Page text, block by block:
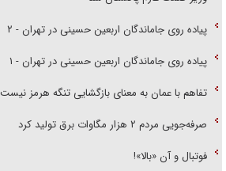
پیاده روی جاماندگان اربعین حسینی در تهران - ۲
پیاده روی جاماندگان اربعین حسینی در تهران - ۱
تفاهم با عمان به معنای بازگشایی تنگه هرمز نیست
صرفه‌جویی مردم ۲ هزار مگاوات برق تولید کرد
فوتبال و آن «بالا»!